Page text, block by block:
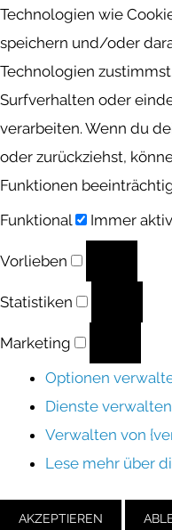
Technologien wie
speichern und/oder
Technologien
Surfverhalten oder
verarbeiten. Wenn du
oder zurückziehst,
Funktionen
Funktional
Funktional
Immer aktiv
Vorlieben
Statistiken
Marketing
Optionen
Dienste verwalten
Verwalten von
Lese mehr über
AKZEPTIEREN